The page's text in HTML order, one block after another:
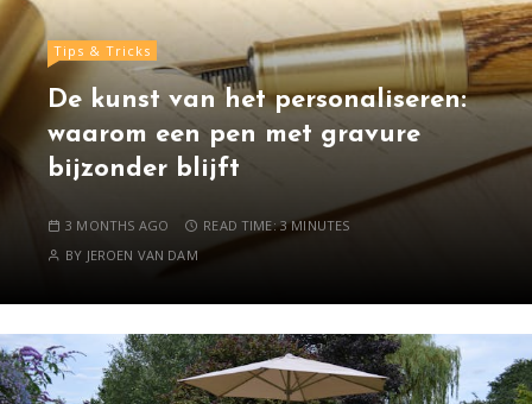
Tips & Tricks
De kunst van het personaliseren:
waarom een pen met gravure
bijzonder blijft
3 MONTHS AGO READ TIME:3 MINUTES
BY JEROEN VAN DAM